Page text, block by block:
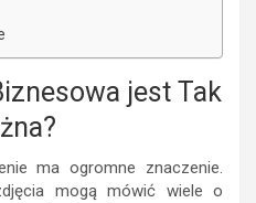
jest Tak
ma ogromne znaczenie.
mogą mówić wiele o